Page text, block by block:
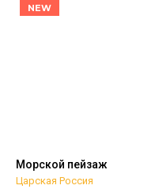
Цена - возрастание
NEW
Морской пейзаж
Царская Россия